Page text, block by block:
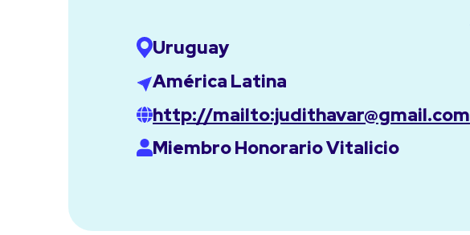
Uruguay
América Latina
http://mailto:judithavar@gmail.com
Miembro Honorario Vitalicio